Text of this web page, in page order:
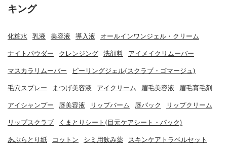
キング
化粧水 乳液 美容液 導入液 オールインワンジェル・クリーム
ナイトパウダー クレンジング 洗顔料 アイメイクリムーバー
マスカラリムーバー ピーリングジェル(スクラブ・ゴマージュ)
毛穴スプレー まつげ美容液 アイクリーム 眉毛美容液 眉毛育毛剤
アイシャンプー 唇美容液 リップバーム 唇パック リップクリーム
リップスクラブ くまとりシート(目元ケアシート・パック)
あぶらとり紙 コットン シミ用飲み薬 スキンケアトラベルセット